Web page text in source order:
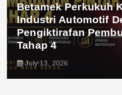
Betamek Perkukuh
Industri Automotif
Pengiktirafan
Tahap 4
July 13, 2026